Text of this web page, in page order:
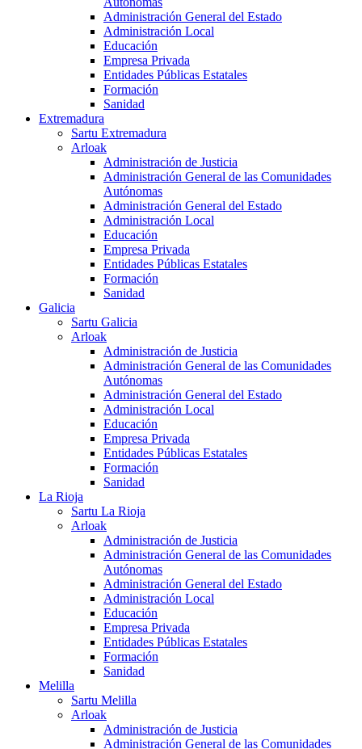
Administración General del Estado
Administración Local
Educación
Empresa Privada
Entidades Públicas Estatales
Formación
Sanidad
Extremadura
Sartu Extremadura
Arloak
Administración de Justicia
Administración General de las Comunidades
Autónomas
Administración General del Estado
Administración Local
Educación
Empresa Privada
Entidades Públicas Estatales
Formación
Sanidad
Galicia
Sartu Galicia
Arloak
Administración de Justicia
Administración General de las Comunidades
Autónomas
Administración General del Estado
Administración Local
Educación
Empresa Privada
Entidades Públicas Estatales
Formación
Sanidad
La Rioja
Sartu La Rioja
Arloak
Administración de Justicia
Administración General de las Comunidades
Autónomas
Administración General del Estado
Administración Local
Educación
Empresa Privada
Entidades Públicas Estatales
Formación
Sanidad
Melilla
Sartu Melilla
Arloak
Administración de Justicia
Administración General de las Comunidades